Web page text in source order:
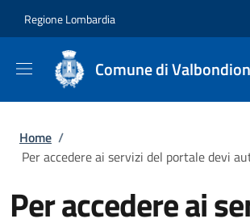
Regione Lombardia
Comune di
Briciole di pane
Home /
Per accedere ai servizi del portale devi
Per accedere ai